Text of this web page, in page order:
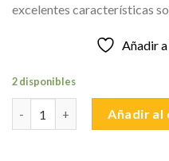
excelentes características
Añadir
2 disponibles
Añadir al